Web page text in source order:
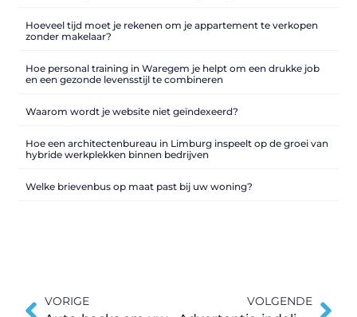
Hoeveel tijd moet je rekenen om je appartement te verkopen
zonder makelaar?
Hoe personal training in Waregem je helpt om een drukke job
en een gezonde levensstijl te combineren
Waarom wordt je website niet geïndexeerd?
Hoe een architectenbureau in Limburg inspeelt op de groei van
hybride werkplekken binnen bedrijven
Welke brievenbus op maat past bij uw woning?
VORIGE VOLGENDE